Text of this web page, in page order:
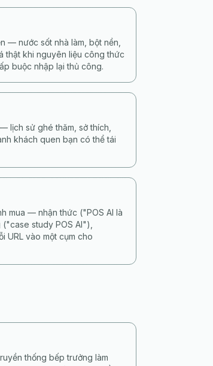
— nước sốt nhà làm, bột nền,
thật khi nguyên liệu công thức
buộc nhập lại thủ công.
lịch sử ghé thăm, sở thích,
khách quen bạn có thể tái
mua — nhận thức ("POS AI là
study POS AI"),
URL vào một cụm cho
thống bếp trưởng làm